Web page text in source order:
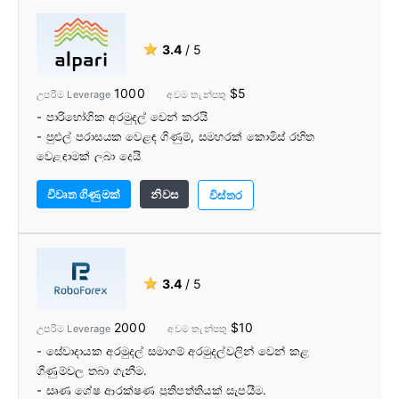
- වෘත්තීය වෙළඳුන් සහ වෙළඳපල විශ්ලේෂකයින් විසින් සජීවී
වෙබ්නාර්ස්
- වෘත්තීය වෙළඳුන් විසින් VIP වෙළඳ ඇඟවීම්
★ 3.4 / 5
උපරිම Leverage 1000 අවම තැන්පතු $5
- පාරිභෝගික අරමුදල් වෙන් කරයි
- පුළුල් පරාසයක වෙළඳ ගිණුම්, සමහරක් කොමිස් රහිත
වෙළඳාමක් ලබා දෙයි
- අවම තැන්පතු $5
- Web, Desktop සහ Mobile හරහා MetaTrader 4 සහ
MetaTrader 5 මත වෙළඳාම් කරන්න
- Alpari Copy Trading වැඩසටහනට පිවිසෙන්න
විවෘත ගිණුමක් නිවස විස්තර
★ 3.4 / 5
උපරිම Leverage 2000 අවම තැන්පතු $10
- සේවාදායක අරමුදල් සමාගම් අරමුදල්වලින් වෙන් කළ
ගිණුම්වල තබා ගැනීම.
- සෘණ ශේෂ ආරක්ෂණ ප්‍රතිපත්තියක් සැපයීම.